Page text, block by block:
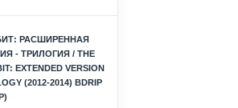
РАСШИРЕННАЯ
- ТРИЛОГИЯ / THE
EXTENDED VERSION
(2012-2014) BDRIP